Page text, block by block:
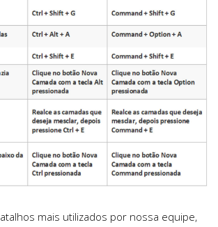
mais utilizados por nossa equipe,